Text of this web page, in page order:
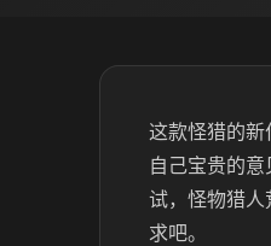
这款怪猎的
自己宝贵的
试，怪物猎
求吧。